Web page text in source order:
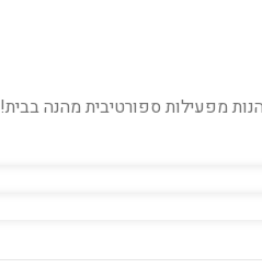
מפעילות ספורטיבית מהנה בבית!